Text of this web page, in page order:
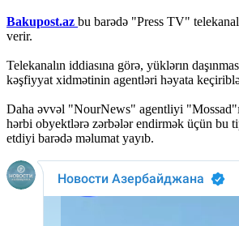
Bakupost.az bu barədə "Press TV"
verir.
Telekanalın iddiasına görə, yüklərın
kəşfiyyat xidmətinin agentləri həyata
Daha əvvəl "NourNews" agentliyi
hərbi obyektlərə zərbələr endirmək üçün bu
etdiyi barədə məlumat yayıb.